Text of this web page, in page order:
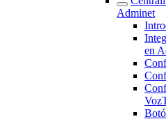
Adminet
en